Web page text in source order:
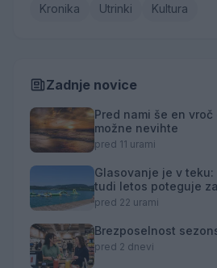
Kronika
Utrinki Kultura
Zadnje novice
Pred nami še en
možne nevihte
pred 11 urami
Glasovanje je v
tudi letos poteguje
kopališče
pred 22 urami
Brezposelnost
pred 2 dnevi